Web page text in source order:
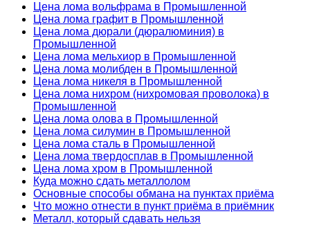
Цена лома вольфрама в Промышленной
Цена лома графит в Промышленной
Цена лома дюрали (дюралюминия) в
Промышленной
Цена лома мельхиор в Промышленной
Цена лома молибден в Промышленной
Цена лома никеля в Промышленной
Цена лома нихром (нихромовая проволока) в
Промышленной
Цена лома олова в Промышленной
Цена лома силумин в Промышленной
Цена лома сталь в Промышленной
Цена лома твердосплав в Промышленной
Цена лома хром в Промышленной
Куда можно сдать металлолом
Основные способы обмана на пунктах приёма
Что можно отнести в пункт приёма в приёмник
Металл, который сдавать нельзя